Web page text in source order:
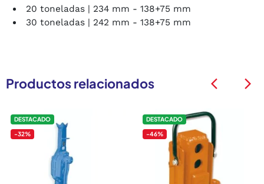
20 toneladas | 234 mm - 138+75 mm
30 toneladas | 242 mm - 138+75 mm
Productos relacionados
DESTACADO
-32%
DESTACADO
-46%
arrow_back_ios arrow_back_ios